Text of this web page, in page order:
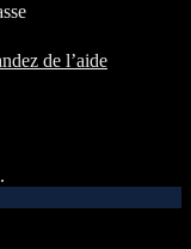
de l’aide